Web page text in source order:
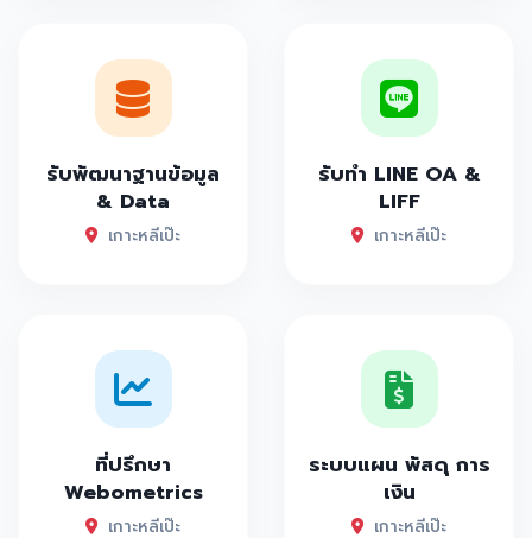
รับพัฒนาฐานข้อมูล
& Data
เกาะหลีเป๊ะ
รับทำ LINE OA &
LIFF
เกาะหลีเป๊ะ
ที่ปรึกษา
Webometrics
เกาะหลีเป๊ะ
ระบบแผน พัสดุ การ
เงิน
เกาะหลีเป๊ะ